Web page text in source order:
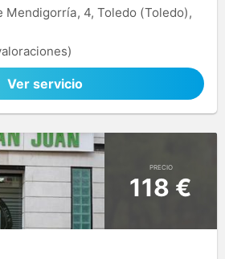
Mendigorría, 4, Toledo (Toledo),
Ver servicio
PRECIO
118 €